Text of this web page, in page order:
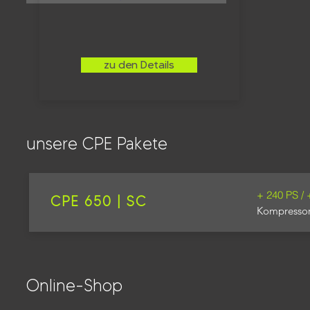
zu den Details
unsere CPE Pakete
Leider haben wir
Für individuelle
CPE 650 | SC
+ 240 PS /
Online-Shop